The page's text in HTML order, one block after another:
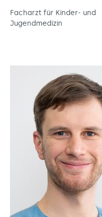
Facharzt für Kinder- und
Jugendmedizin